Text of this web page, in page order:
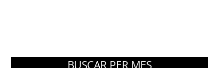
BUSCAR PER MES